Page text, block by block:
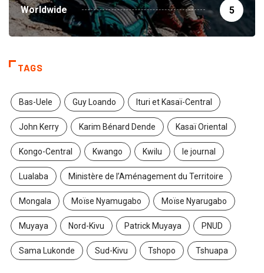
Worldwide 5
TAGS
Bas-Uele Guy Loando Ituri et Kasaï-Central
John Kerry Karim Bénard Dende Kasaï Oriental
Kongo-Central Kwango Kwilu le journal
Lualaba Ministère de l’Aménagement du Territoire
Mongala Moïse Nyamugabo Moïse Nyarugabo
Muyaya Nord-Kivu Patrick Muyaya PNUD
Sama Lukonde Sud-Kivu Tshopo Tshuapa